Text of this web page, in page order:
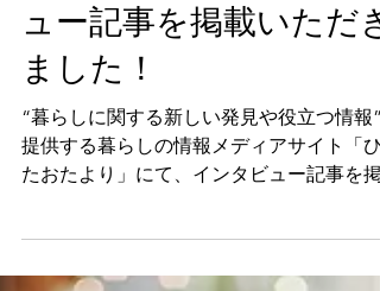
たより」にて、インタビ
ュー記事を掲載いただき
ました！
“暮らしに関する新しい発見や役立つ情報”
抱えずに、自分らしいゆとりある暮らしを